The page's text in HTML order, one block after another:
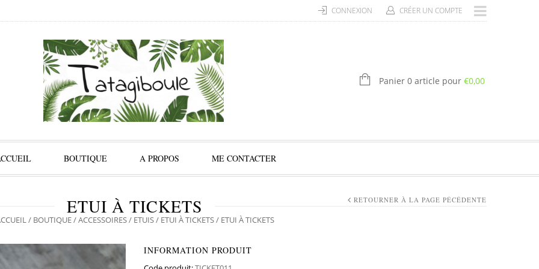
CONNEXION CRÉER UN COMPTE
Panier 0 article pour €0,00
BOUTIQUE A PROPOS ME CONTACTER
ETUI À TICKETS
/ BOUTIQUE/ACCESSOIRES/ ETUIS/ ETUI À TICKETS/ ETUI À TICKETS
RETOURNER À LA PAGE PÉCÉDENTE
INFORMATION PRODUIT